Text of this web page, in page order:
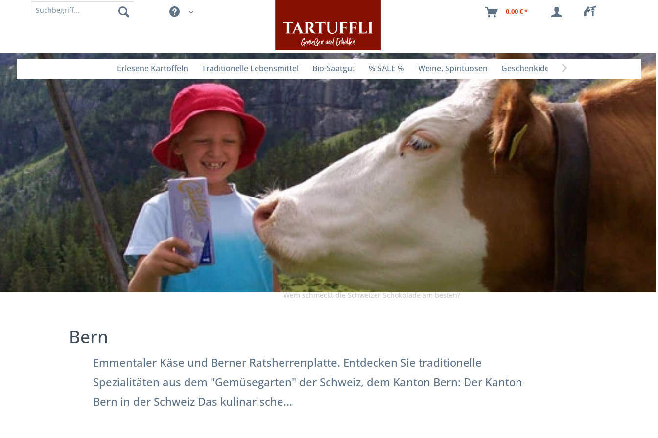
0,00 € *
Erlesene Kartoffeln Traditionelle Lebensmittel Bio-Saatgut % SALE % Weine, Spirituosen Geschenkideen 
Wem schmeckt die Schweizer Schokolade am besten?
Bern
Emmentaler Käse und Berner Ratsherrenplatte. Entdecken Sie traditionelle
Spezialitäten aus dem "Gemüsegarten" der Schweiz, dem Kanton Bern: Der Kanton
Bern in der Schweiz Das kulinarische...